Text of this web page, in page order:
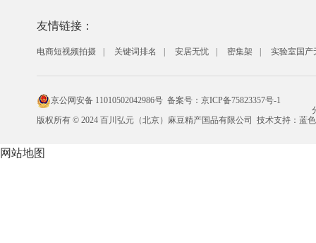
友情链接：
电商短视频拍摄 关键词排名 安居无忧 密集架 实验室国产
京公网安备 11010502042986号 备案号：京ICP备75823357号-1
版权所有 © 2024 百川弘元（北京）麻豆精产国品有限公司 技术支持：蓝
网站地图